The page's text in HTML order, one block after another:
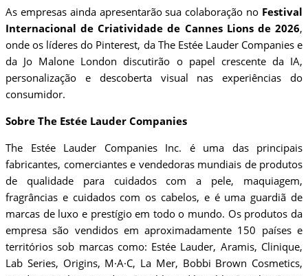
As empresas ainda apresentarão sua colaboração no Festival
Internacional de Criatividade de Cannes Lions de 2026,
onde os líderes do Pinterest, da The Estée Lauder Companies e
da Jo Malone London discutirão o papel crescente da IA,
personalização e descoberta visual nas experiências do
consumidor.
Sobre The Estée Lauder Companies
The Estée Lauder Companies Inc. é uma das principais
fabricantes, comerciantes e vendedoras mundiais de produtos
de qualidade para cuidados com a pele, maquiagem,
fragrâncias e cuidados com os cabelos, e é uma guardiã de
marcas de luxo e prestígio em todo o mundo. Os produtos da
empresa são vendidos em aproximadamente 150 países e
territórios sob marcas como: Estée Lauder, Aramis, Clinique,
Lab Series, Origins, M·A·C, La Mer, Bobbi Brown Cosmetics,